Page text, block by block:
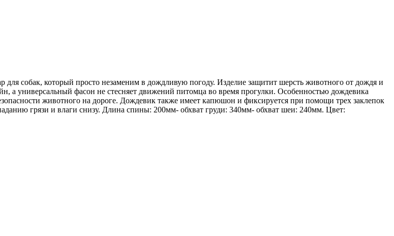
собак, который просто незаменим в дождливую погоду. Изделие защитит шерсть животного от дождя и
а универсальный фасон не стесняет движений питомца во время прогулки. Особенностью дождевика
животного на дороге. Дождевик также имеет капюшон и фиксируется при помощи трех заклепок
грязи и влаги снизу. Длина спины: 200мм- обхват груди: 340мм- обхват шеи: 240мм. Цвет: